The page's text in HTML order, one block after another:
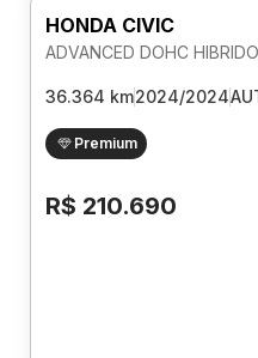
HONDA CIVIC
36.364 km2024/2024
Premium
R$ 210.690